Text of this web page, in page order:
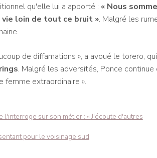
qu'elle lui a apporté : « Nous
loin de tout ce bruit ». Malgré les
de diffamations », a avoué le torero,
. Malgré les adversités, Ponce continue
femme extraordinaire ».
sur son métier : « J'écoute d'autres
pour le voisinage sud